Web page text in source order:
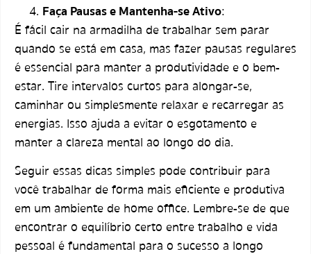
Faça Pausas e Mantenha-se Ativo:
É fácil cair na armadilha de trabalhar sem parar
quando se está em casa, mas fazer pausas regulares
é essencial para manter a produtividade e o bem-
estar. Tire intervalos curtos para alongar-se,
caminhar ou simplesmente relaxar e recarregar as
energias. Isso ajuda a evitar o esgotamento e
manter a clareza mental ao longo do dia.
Seguir essas dicas simples pode contribuir para
você trabalhar de forma mais eficiente e produtiva
em um ambiente de home office. Lembre-se de que
encontrar o equilíbrio certo entre trabalho e vida
pessoal é fundamental para o sucesso a longo